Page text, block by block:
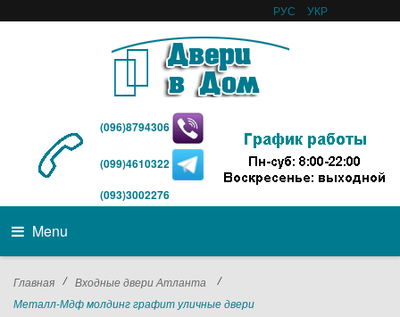
РУС УКР
(096)8794306
(099)4610322
(093)3002276
Menu
Главная / Входные двери Атланта
/
Металл-Мдф молдинг графит уличные двери